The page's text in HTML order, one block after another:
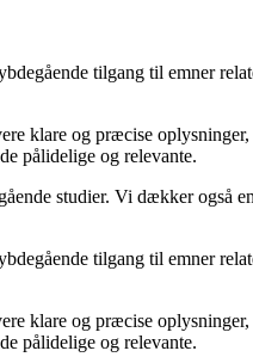
tilgang til emner
klare og præcise
pålidelige og relevante.
studier. Vi dækker også
tilgang til emner
klare og præcise
pålidelige og relevante.